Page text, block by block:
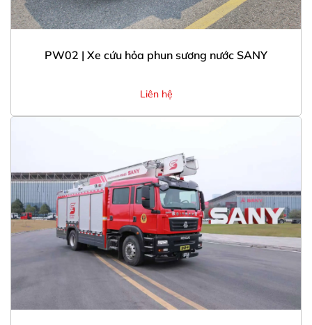
PW02 | Xe cứu hỏa phun sương nước SANY
Liên hệ